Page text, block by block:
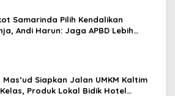
Samarinda Pilih Kendalikan
Andi Harun: Jaga APBD Lebih
Mas’ud Siapkan Jalan UMKM Kaltim
Produk Lokal Bidik Hotel